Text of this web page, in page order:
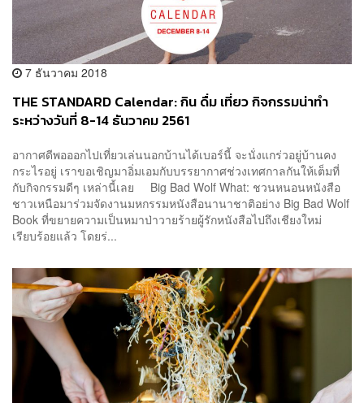
7 ธันวาคม 2018
THE STANDARD Calendar: กิน ดื่ม เที่ยว กิจกรรมน่าทำ
ระหว่างวันที่ 8-14 ธันวาคม 2561
อากาศดีพอออกไปเที่ยวเล่นนอกบ้านได้เบอร์นี้ จะนั่งแกร่วอยู่บ้านคง
กระไรอยู่ เราขอเชิญมาอิ่มเอมกับบรรยากาศช่วงเทศกาลกันให้เต็มที่
กับกิจกรรมดีๆ เหล่านี้เลย Big Bad Wolf What: ชวนหนอนหนังสือ
ชาวเหนือมาร่วมจัดงานมหกรรมหนังสือนานาชาติอย่าง Big Bad Wolf
Book ที่ขยายความเป็นหมาป่าวายร้ายผู้รักหนังสือไปถึงเชียงใหม่
เรียบร้อยแล้ว โดยร่...